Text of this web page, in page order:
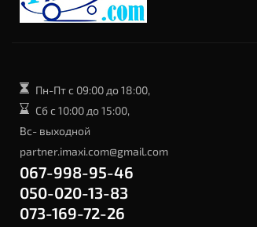
Пн-Пт с 09:00 до 18:00,
Сб с 10:00 до 15:00,
Вс- выходной
partner.imaxi.com@gmail.com
067-998-95-46
050-020-13-83
073-169-72-26